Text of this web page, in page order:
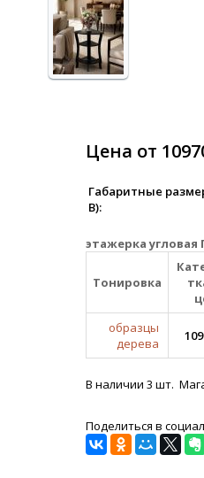
Цена от
Габаритные
В):
этажерка угловая
Тонировка
образцы
дерева
В наличии 3 шт.
Поделиться в